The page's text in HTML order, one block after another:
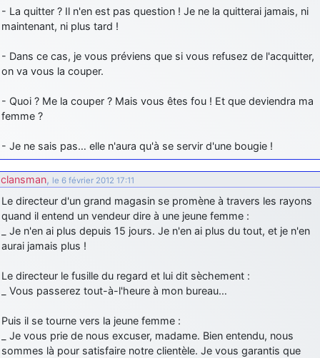
- La quitter ? Il n'en est pas question ! Je ne la quitterai jamais, ni
maintenant, ni plus tard !
- Dans ce cas, je vous préviens que si vous refusez de l'acquitter,
on va vous la couper.
- Quoi ? Me la couper ? Mais vous êtes fou ! Et que deviendra ma
femme ?
- Je ne sais pas… elle n'aura qu'à se servir d'une bougie !
clansman, le 6 février 2012 17:11
Le directeur d'un grand magasin se promène à travers les rayons
quand il entend un vendeur dire à une jeune femme :
_ Je n'en ai plus depuis 15 jours. Je n'en ai plus du tout, et je n'en
aurai jamais plus !
Le directeur le fusille du regard et lui dit sèchement :
_ Vous passerez tout-à-l'heure à mon bureau…
Puis il se tourne vers la jeune femme :
_ Je vous prie de nous excuser, madame. Bien entendu, nous
sommes là pour satisfaire notre clientèle. Je vous garantis que